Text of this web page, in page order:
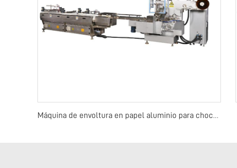
Máquina de envoltura en papel aluminio para chocolate